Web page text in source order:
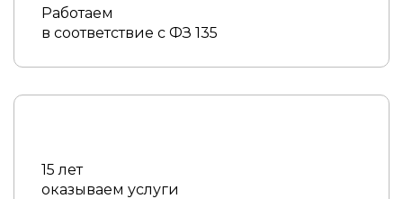
Работаем
в соответствие с ФЗ 135
15 лет
оказываем услуги